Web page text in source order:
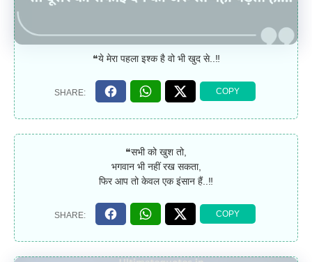
❝ये मेरा पहला इश्क है वो भी खुद से..‼
❝सभी को खुश तो,
भगवान भी नहीं रख सकता,
फिर आप तो केवल एक इंसान हैं..‼